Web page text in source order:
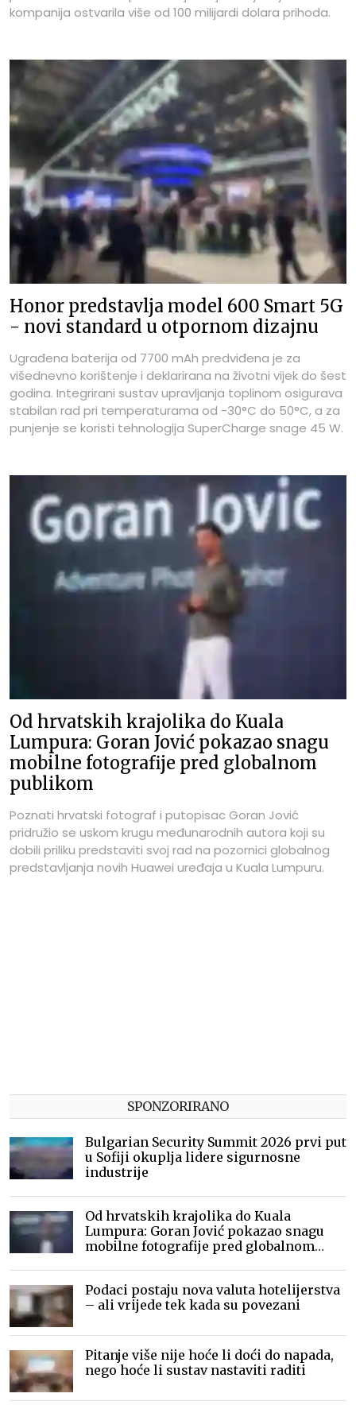
kompanija ostvarila više od 100 milijardi dolara prihoda.
Honor predstavlja model 600 Smart 5G
- novi standard u otpornom dizajnu
Ugrađena baterija od 7700 mAh predviđena je za
višednevno korištenje i deklarirana na životni vijek do šest
godina. Integrirani sustav upravljanja toplinom osigurava
stabilan rad pri temperaturama od -30°C do 50°C, a za
punjenje se koristi tehnologija SuperCharge snage 45 W.
Od hrvatskih krajolika do Kuala
Lumpura: Goran Jović pokazao snagu
mobilne fotografije pred globalnom
publikom
Poznati hrvatski fotograf i putopisac Goran Jović
pridružio se uskom krugu međunarodnih autora koji su
dobili priliku predstaviti svoj rad na pozornici globalnog
predstavljanja novih Huawei uređaja u Kuala Lumpuru.
SPONZORIRANO
Bulgarian Security Summit 2026 prvi put
u Sofiji okuplja lidere sigurnosne
industrije
Od hrvatskih krajolika do Kuala
Lumpura: Goran Jović pokazao snagu
mobilne fotografije pred globalnom
Podaci postaju nova valuta hotelijerstva
– ali vrijede tek kada su povezani
Pitanje više nije hoće li doći do napada,
nego hoće li sustav nastaviti raditi